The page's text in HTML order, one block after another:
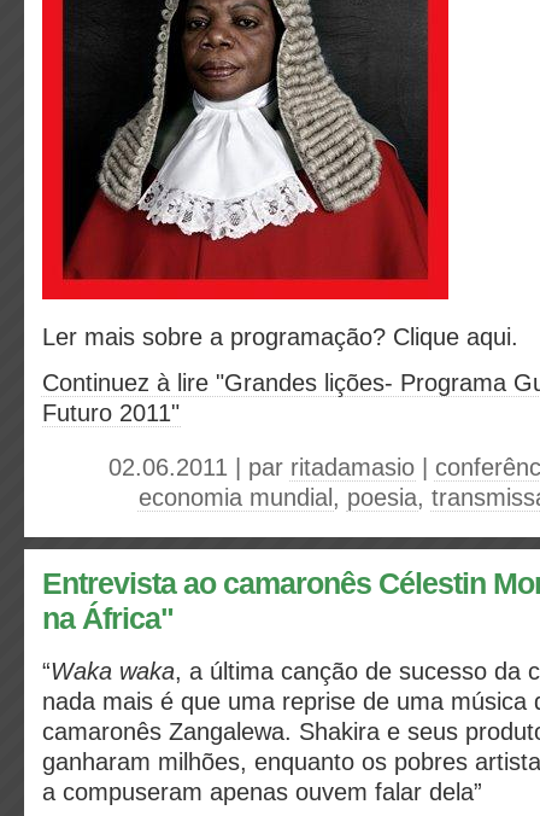
Ler mais sobre a programação? Clique aqui.
Continuez à lire "Grandes lições- Programa
Futuro 2011"
02.06.2011 | par ritadamasio
economia mundial , poesia,
Entrevista ao camaronês Célestin
na África"
“Waka waka, a última canção de sucesso da
nada mais é que uma reprise de uma música
camaronês Zangalewa. Shakira e seus
ganharam milhões, enquanto os pobres
a compuseram apenas ouvem falar dela”